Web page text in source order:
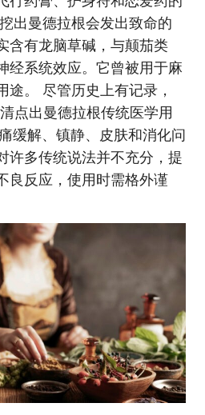
出曼德拉根会发出致命的
含有龙脑草碱，与颠茄类
经系统效应。它曾被用于麻
途。 尽管历史上有记录，
点出曼德拉根传统医学用
缓解、镇静、皮肤和消化问
许多传统说法并不充分，提
良反应，使用时需格外谨